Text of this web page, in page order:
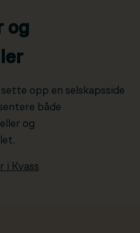
og
opp en selskapsside
både
og
i Kvass